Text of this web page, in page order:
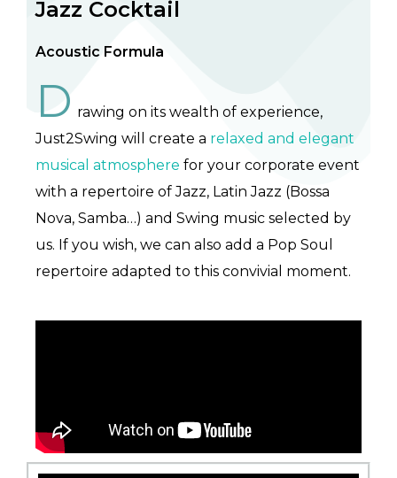
Jazz Cocktail
Acoustic Formula
D rawing on its wealth of experience,
Just2Swing will create a relaxed and elegant
musical atmosphere for your corporate event
with a repertoire of Jazz, Latin Jazz (Bossa
Nova, Samba…) and Swing music selected by
us. If you wish, we can also add a Pop Soul
repertoire adapted to this convivial moment.